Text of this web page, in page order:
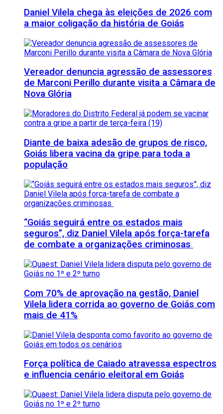
Daniel Vilela chega às eleições de 2026 com
a maior coligação da história de Goiás
Vereador denuncia agressão de assessores
de Marconi Perillo durante visita a Câmara de
Nova Glória
Diante de baixa adesão de grupos de risco,
Goiás libera vacina da gripe para toda a
população
“Goiás seguirá entre os estados mais
seguros”, diz Daniel Vilela após força-tarefa
de combate a organizações criminosas
Com 70% de aprovação na gestão, Daniel
Vilela lidera corrida ao governo de Goiás com
mais de 41%
Força política de Caiado atravessa espectros
e influencia cenário eleitoral em Goiás